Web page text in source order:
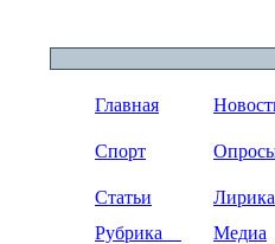
Главная
Спорт
Статьи Лирика
Рубрика
Медиа